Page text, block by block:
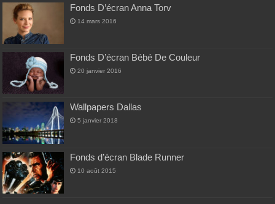
Fonds D’écran Anna Torv
14 mars 2016
Fonds D’écran Bébé De Couleur
20 janvier 2016
Wallpapers Dallas
5 janvier 2018
Fonds d’écran Blade Runner
10 août 2015